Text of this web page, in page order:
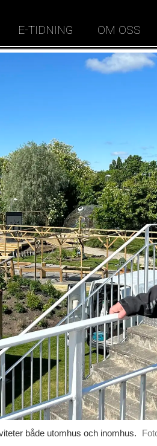
E-TIDNING OM OSS
både utomhus och inomhus.